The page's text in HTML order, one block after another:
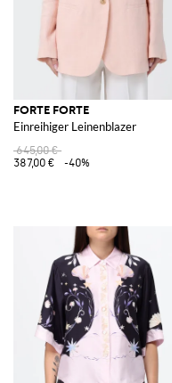
FORTE FORTE
Einreihiger Leinenblazer
645,00 €
387,00 €
-40%